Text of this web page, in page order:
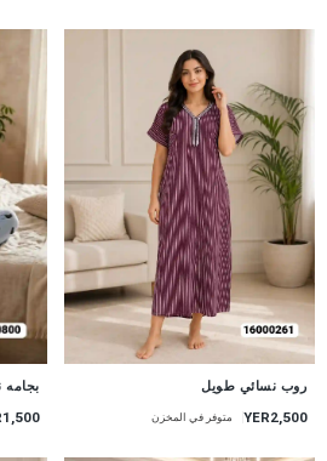
روب نسائي طويل
YER2,500 متوفر في المخزن